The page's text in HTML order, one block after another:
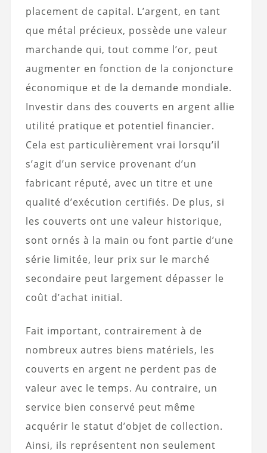
placement de capital. L’argent, en tant
que métal précieux, possède une valeur
marchande qui, tout comme l’or, peut
augmenter en fonction de la conjoncture
économique et de la demande mondiale.
Investir dans des couverts en argent allie
utilité pratique et potentiel financier.
Cela est particulièrement vrai lorsqu’il
s’agit d’un service provenant d’un
fabricant réputé, avec un titre et une
qualité d’exécution certifiés. De plus, si
les couverts ont une valeur historique,
sont ornés à la main ou font partie d’une
série limitée, leur prix sur le marché
secondaire peut largement dépasser le
coût d’achat initial.
Fait important, contrairement à de
nombreux autres biens matériels, les
couverts en argent ne perdent pas de
valeur avec le temps. Au contraire, un
service bien conservé peut même
acquérir le statut d’objet de collection.
Ainsi, ils représentent non seulement